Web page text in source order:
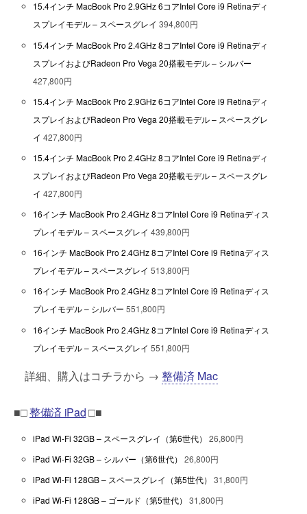
15.4インチ MacBook Pro 2.9GHz 6コアIntel Core i9 Retinaディ
スプレイモデル – スペースグレイ394,800円
15.4インチ MacBook Pro 2.4GHz 8コアIntel Core i9 Retinaディ
スプレイおよびRadeon Pro Vega 20搭載モデル – シルバー
427,800円
15.4インチ MacBook Pro 2.9GHz 6コアIntel Core i9 Retinaディ
スプレイおよびRadeon Pro Vega 20搭載モデル – スペースグレ
イ427,800円
15.4インチ MacBook Pro 2.4GHz 8コアIntel Core i9 Retinaディ
スプレイおよびRadeon Pro Vega 20搭載モデル – スペースグレ
イ427,800円
16インチ MacBook Pro 2.4GHz 8コアIntel Core i9 Retinaディス
プレイモデル – スペースグレイ439,800円
16インチ MacBook Pro 2.4GHz 8コアIntel Core i9 Retinaディス
プレイモデル – スペースグレイ513,800円
16インチ MacBook Pro 2.4GHz 8コアIntel Core i9 Retinaディス
プレイモデル – シルバー551,800円
16インチ MacBook Pro 2.4GHz 8コアIntel Core i9 Retinaディス
プレイモデル – スペースグレイ551,800円
詳細、購入はコチラから → 整備済 Mac
■□整備済 iPad□■
iPad Wi-Fi 32GB – スペースグレイ（第6世代）26,800円
iPad Wi-Fi 32GB – シルバー（第6世代）26,800円
iPad Wi-Fi 128GB – スペースグレイ（第5世代） 31,800円
iPad Wi-Fi 128GB – ゴールド（第5世代） 31,800円